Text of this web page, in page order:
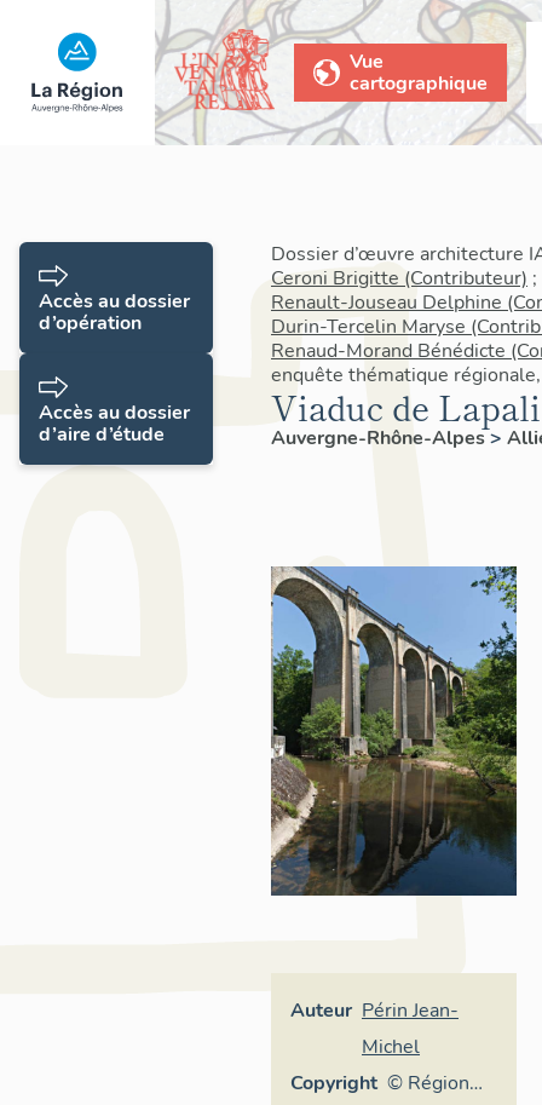
Vue
cartographique
Dossier d’œuvre architecture
Ceroni Brigitte (Contributeur) ;
Renault-Jouseau Delphine
Durin-Tercelin Maryse
Renaud-Morand Bénédicte
enquête thématique
Viaduc de
Auvergne-Rhône-Alpes>
Auteur Périn Jean-
Michel
Copyright © Région
Accès au dossier
d’opération
Accès au dossier
d’aire d’étude